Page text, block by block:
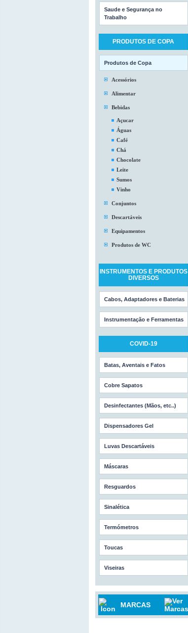
Saude e Segurança no
Trabalho
PRODUTOS DE COPA
Produtos de Copa
Acessórios
Alimentar
Bebidas
Açucar
Águas
Café
Chá
Chocolate
Leite
Sumos
Vinho
Conjuntos
Descartáveis
Equipamentos
Produtos de WC
INSTRUMENTOS E PRODUTOS
DIVERSOS
Cabos, Adaptadores e Baterias
Instrumentação e Ferramentas
COVID-19
Batas, Aventais e Fatos
Cobre Sapatos
Desinfectantes (Mãos, etc..)
Dispensadores Gel
Luvas Descartáveis
Máscaras
Resguardos
Sinalética
Termómetros
Toucas
Viseiras
MARCAS